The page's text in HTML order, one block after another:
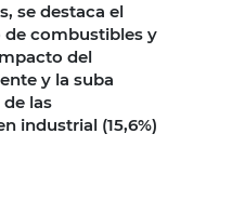
se destaca el
combustibles y
del
y la suba
las
industrial (15,6%)